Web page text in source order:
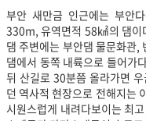
부안 새만금 인근에는 부안
330m, 유역면적 58㎢의 댐이
댐 주변에는 부안댐 물문화관,
댐에서 동쪽 내륙으로 들어가
뒤 산길로 30분쯤 올라가면
던 역사적 현장으로 전해지는
시원스럽게 내려다보이는 최